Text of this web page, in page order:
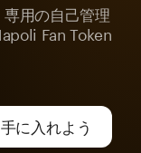
用の自己管理
Fan Token
に入れよう